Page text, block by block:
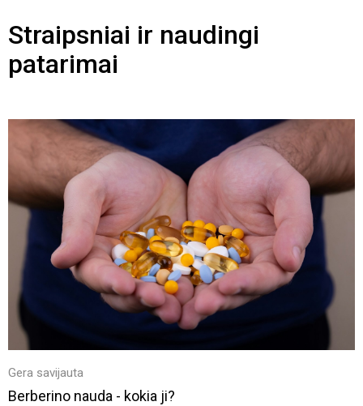
Straipsniai ir naudingi
patarimai
Gera savijauta
Berberino nauda - kokia ji?